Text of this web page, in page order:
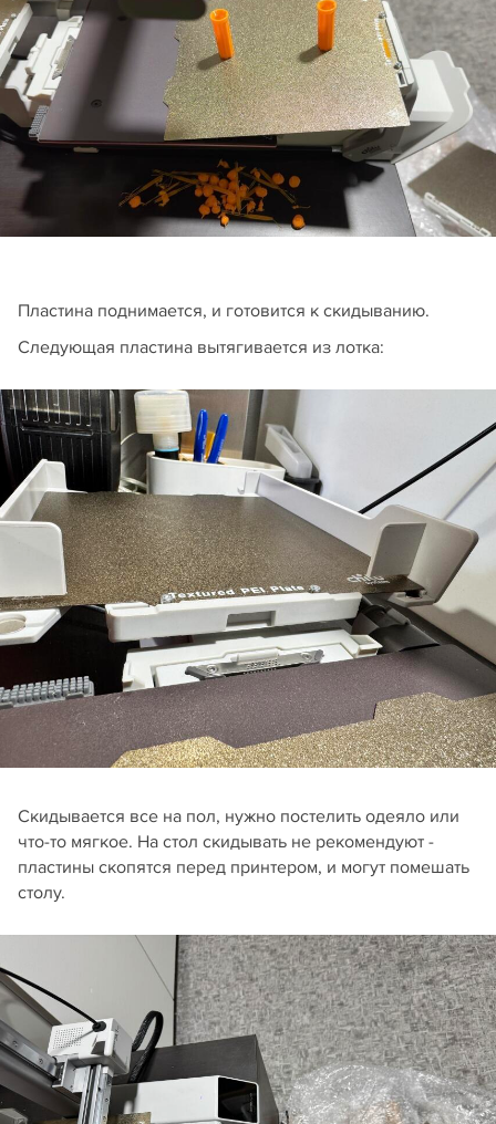
Пластина поднимается, и готовится к скидыванию.
Следующая пластина вытягивается из лотка:
Скидывается все на пол, нужно постелить одеяло или
что-то мягкое. На стол скидывать не рекомендуют -
пластины скопятся перед принтером, и могут помешать
столу.